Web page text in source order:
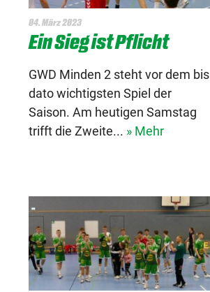
04. März 2023
Ein Sieg ist Pflicht
GWD Minden 2 steht vor dem bis
dato wichtigsten Spiel der
Saison. Am heutigen Samstag
trifft die Zweite... » Mehr